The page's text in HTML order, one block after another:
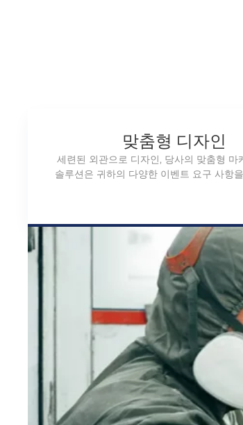
맞춤형 디자인
세련된 외관으로 디자인, 당사의 맞춤형 마
솔루션은 귀하의 다양한 이벤트 요구 사항